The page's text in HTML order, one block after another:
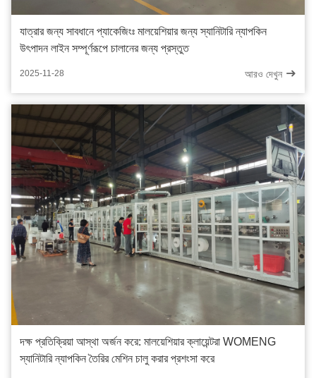
যাত্রার জন্য সাবধানে প্যাকেজিংঃ মালয়েশিয়ার জন্য স্যানিটারি ন্যাপকিন
উৎপাদন লাইন সম্পূর্ণরূপে চালানের জন্য প্রস্তুত
2025-11-28 আরও দেখুন
দক্ষ প্রতিক্রিয়া আস্থা অর্জন করে: মালয়েশিয়ার ক্লায়েন্টরা WOMENG
স্যানিটারি ন্যাপকিন তৈরির মেশিন চালু করার প্রশংসা করে